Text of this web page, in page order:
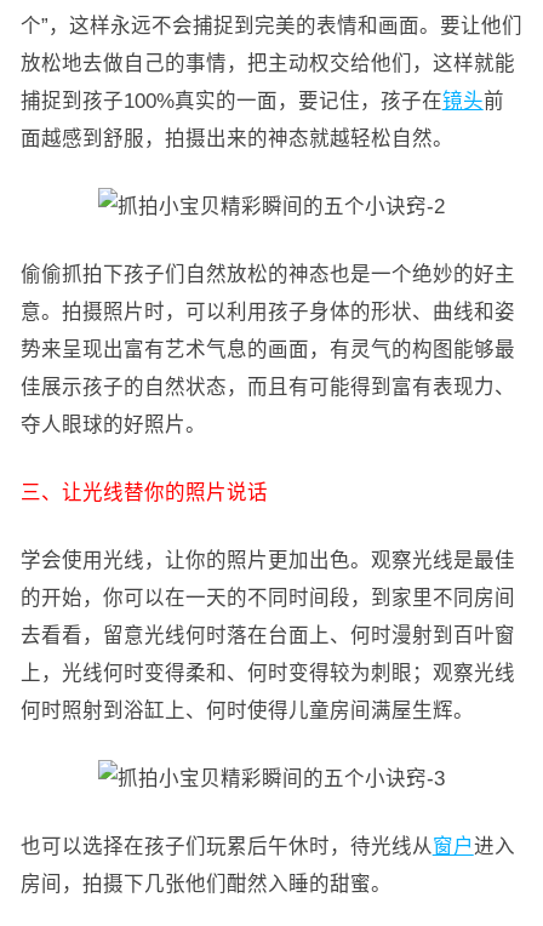
个”，这样永远不会捕捉到完美的表情和画面。要让他们
放松地去做自己的事情，把主动权交给他们，这样就能
捕捉到孩子100%真实的一面，要记住，孩子在镜头前
面越感到舒服，拍摄出来的神态就越轻松自然。
偷偷抓拍下孩子们自然放松的神态也是一个绝妙的好主
意。拍摄照片时，可以利用孩子身体的形状、曲线和姿
势来呈现出富有艺术气息的画面，有灵气的构图能够最
佳展示孩子的自然状态，而且有可能得到富有表现力、
夺人眼球的好照片。
三、让光线替你的照片说话
学会使用光线，让你的照片更加出色。观察光线是最佳
的开始，你可以在一天的不同时间段，到家里不同房间
去看看，留意光线何时落在台面上、何时漫射到百叶窗
上，光线何时变得柔和、何时变得较为刺眼；观察光线
何时照射到浴缸上、何时使得儿童房间满屋生辉。
也可以选择在孩子们玩累后午休时，待光线从窗户进入
房间，拍摄下几张他们酣然入睡的甜蜜。